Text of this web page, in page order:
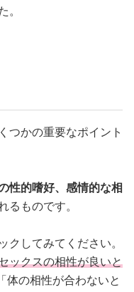
。
つかの重要なポイント
性的嗜好、感情的な相
るものです。
クしてみてください。
ックスの相性が良いと
体の相性が合わないと